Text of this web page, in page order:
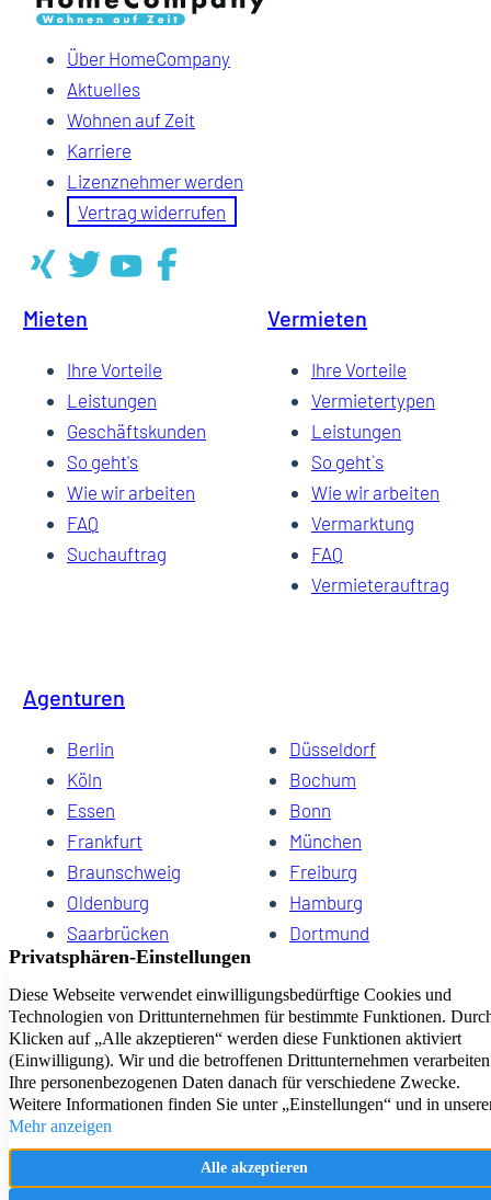
Über HomeCompany
Aktuelles
Wohnen auf Zeit
Karriere
Lizenznehmer werden
Vertrag widerrufen
Mieten
Ihre Vorteile
Leistungen
Geschäftskunden
So geht's
Wie wir arbeiten
FAQ
Suchauftrag
Vermieten
Ihre Vorteile
Vermietertypen
Leistungen
So geht`s
Wie wir arbeiten
Vermarktung
FAQ
Vermieterauftrag
Agenturen
Berlin
Düsseldorf
Köln
Bochum
Essen
Bonn
Frankfurt
München
Braunschweig
Freiburg
Oldenburg
Hamburg
Saarbrücken
Dortmund
Hannover
Dresden
Kiel
Wuppertal
Bremen
HomeCompany eG Ihre Agenturen für Wohnen auf Zeit